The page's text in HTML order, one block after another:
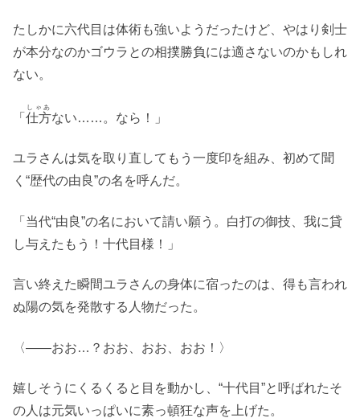
たしかに六代目は体術も強いようだったけど、やはり剣士
が本分なのかゴウラとの相撲勝負には適さないのかもしれ
ない。
「 仕方
しゃあ
ない……。なら！」
ユラさんは気を取り直してもう一度印を組み、初めて聞
く“歴代の由良”の名を呼んだ。
「当代“由良”の名において請い願う。白打の御技、我に貸
し与えたもう！十代目様！」
言い終えた瞬間ユラさんの身体に宿ったのは、得も言われ
ぬ陽の気を発散する人物だった。
〈――おお…？おお、おお、おお！〉
嬉しそうにくるくると目を動かし、“十代目”と呼ばれたそ
の人は元気いっぱいに素っ頓狂な声を上げた。